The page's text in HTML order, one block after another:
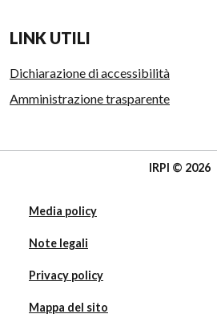
LINK UTILI
Dichiarazione di accessibilità
Amministrazione trasparente
IRPI © 2026
Media policy
Note legali
Privacy policy
Mappa del sito